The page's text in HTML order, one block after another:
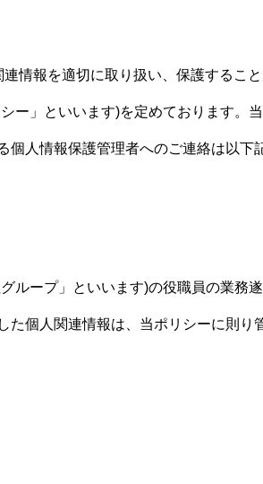
情報を適切に取り扱い、保護するこ
ー」といいます)を定めております。
個人情報保護管理者へのご連絡は以下
ループ」といいます)の役職員の業務
た個人関連情報は、当ポリシーに則り